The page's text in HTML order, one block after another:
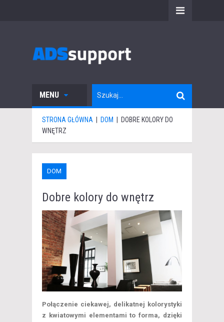
MENU
STRONA GŁÓWNA DOM
DOBRE KOLORY DO
WNĘTRZ
DOM
Dobre kolory do wnętrz
Połączenie ciekawej, delikatnej kolorystyki
z kwiatowymi elementami to forma, dzięki